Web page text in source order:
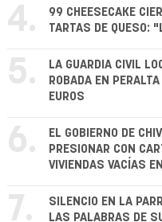
4.
99 CHEESECAKE
TARTAS DE QUESO:
5.
LA GUARDIA CIVIL
ROBADA EN
EUROS
6.
EL GOBIERNO DE
PRESIONAR CON
VIVIENDAS VACÍAS
7.
SILENCIO EN LA
LAS PALABRAS DE